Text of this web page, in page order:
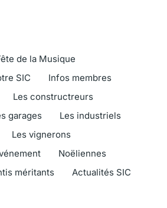
de la Musique
SIC
Infos membres
Les constructreurs
garages
Les industriels
Les vignerons
Noëliennes
méritants Actualités SIC